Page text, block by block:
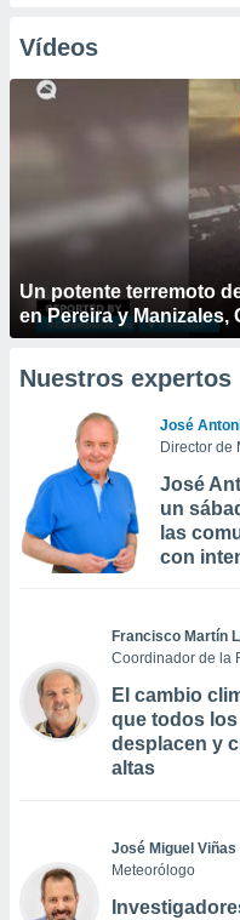
Vídeos
Un potente terremoto
en Pereira y Manizales,
Nuestros expertos
José
Director de
José
un
las
con
Francisco Martín
Coordinador de la
El cambio
que todos
desplacen y
altas
José Miguel Viñas
Meteorólogo